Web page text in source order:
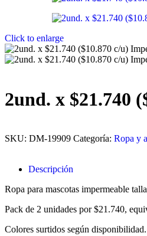
Click to enlarge
2und. x $21.740
SKU: DM-19909 Categoría: Ropa y
Descripción
Ropa para mascotas impermeable
Pack de 2 unidades por $21.740,
Colores surtidos según disponibilidad.